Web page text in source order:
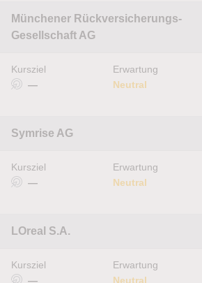
Münchener Rückversicherungs-
Gesellschaft AG
Kursziel
—
Erwartung
Neutral
Symrise AG
Kursziel
—
Erwartung
Neutral
LOreal S.A.
Kursziel
—
Erwartung
Neutral